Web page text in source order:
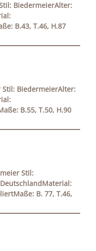
BiedermeierAlter:
B.43, T.46, H.87
Stil: BiedermeierAlter:
B.55, T.50, H.90
Stil:
B. 77, T.46,